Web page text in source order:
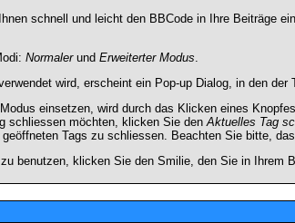
schnell und leicht den BBCode in Ihre Beiträge
Normalerund Erweiterter Modus.
wird, erscheint ein Pop-up Dialog, in den
einsetzen, wird durch das Klicken eines
schliessen möchten, klicken Sie denAktuelles Tag
Tags zu schliessen. Beachten Sie bitte,
benutzen, klicken Sie den Smilie, den Sie in Ihrem